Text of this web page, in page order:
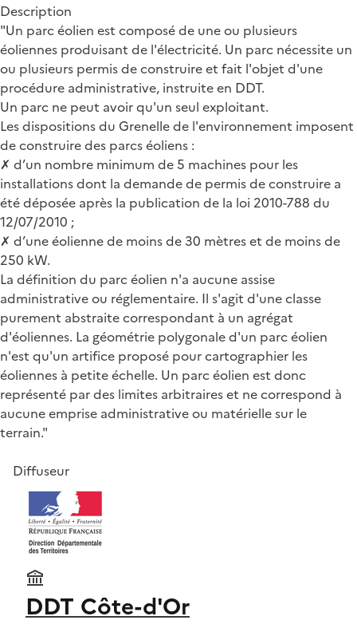
Description
"Un parc éolien est composé de une ou plusieurs
éoliennes produisant de l'électricité. Un parc nécessite un
ou plusieurs permis de construire et fait l'objet d'une
procédure administrative, instruite en DDT.
Un parc ne peut avoir qu'un seul exploitant.
Les dispositions du Grenelle de l'environnement imposent
de construire des parcs éoliens :
✗ d’un nombre minimum de 5 machines pour les
installations dont la demande de permis de construire a
été déposée après la publication de la loi 2010-788 du
12/07/2010 ;
✗ d’une éolienne de moins de 30 mètres et de moins de
250 kW.
La définition du parc éolien n'a aucune assise
administrative ou réglementaire. Il s'agit d'une classe
purement abstraite correspondant à un agrégat
d'éoliennes. La géométrie polygonale d'un parc éolien
n'est qu'un artifice proposé pour cartographier les
éoliennes à petite échelle. Un parc éolien est donc
représenté par des limites arbitraires et ne correspond à
aucune emprise administrative ou matérielle sur le
terrain."
Diffuseur
DDT Côte-d'Or